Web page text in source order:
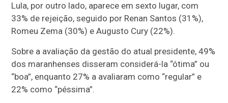
Lula, por outro lado, aparece em sexto lugar, com
33% de rejeição, seguido por Renan Santos (31%),
Romeu Zema (30%) e Augusto Cury (22%).
Sobre a avaliação da gestão do atual presidente, 49%
dos maranhenses disseram considerá-la “ótima” ou
“boa”, enquanto 27% a avaliaram como “regular” e
22% como “péssima”.